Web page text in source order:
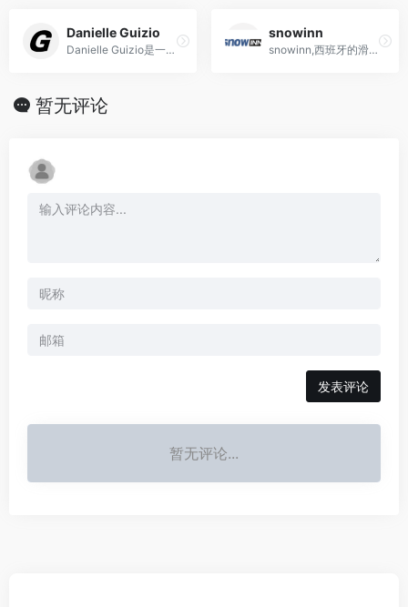
Danielle Guizio
Danielle Guizio是一家由年轻时尚设计师创立的品牌，以独特的设计风格和个性化的时尚单品，吸引年轻潮流爱好者的喜爱和追捧。
snowinn
snowinn,西班牙的滑雪产品网上零售商店
暂无评论
发表评论
暂无评论...